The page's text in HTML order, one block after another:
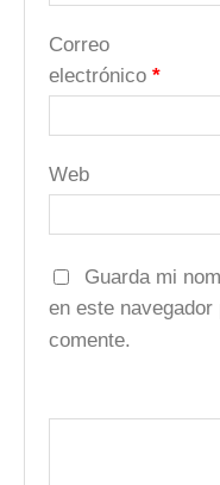
Correo
electrónico *
Web
Guarda mi
en este
comente.